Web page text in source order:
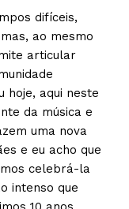
difíceis,
ao mesmo
articular
hoje, aqui neste
da música e
uma nova
e eu acho que
celebrá-la
intenso que